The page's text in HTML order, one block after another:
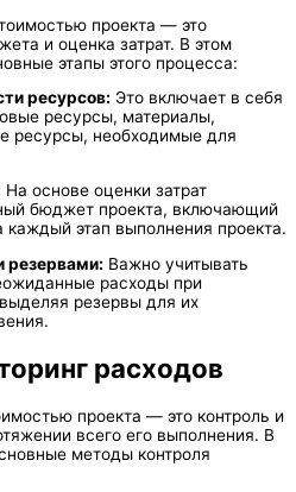
проекта — это
и оценка затрат. В этом
этапы этого процесса:
ресурсов: Это включает в себя
ресурсы, материалы,
ресурсы, необходимые для
На основе оценки затрат
бюджет проекта, включающий
каждый этап выполнения проекта.
резервами: Важно учитывать
расходы при
резервы для их
расходов
проекта — это контроль и
всего его выполнения. В
методы контроля